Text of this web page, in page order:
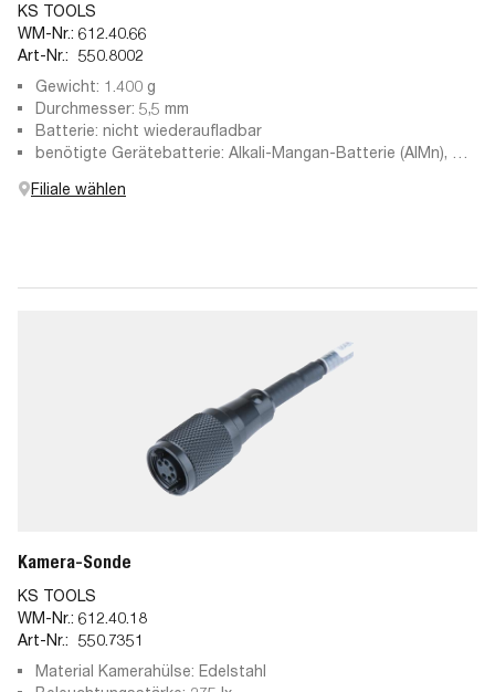
KS TOOLS
WM-Nr.: 612.40.66
Art-Nr.: 550.8002
Gewicht: 1.400 g
Durchmesser: 5,5 mm
Batterie: nicht wiederaufladbar
benötigte Gerätebatterie: Alkali-Mangan-Batterie (AlMn), AA
Filiale wählen
Kamera-Sonde
KS TOOLS
WM-Nr.: 612.40.18
Art-Nr.: 550.7351
Material Kamerahülse: Edelstahl